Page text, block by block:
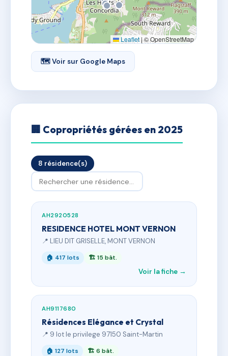
Leaflet|© OpenStreetMap
🗺 Voir sur Google Maps
🏢 Copropriétés gérées en 2025
8 résidence(s)
AH2920528
RESIDENCE HOTEL MONT VERNON
📍 LIEU DIT GRISELLE, MONT VERNON
🏠 417 lots 🏗 15 bât.
Voir la fiche →
AH9117680
Résidences Elégance et Crystal
📍 9 lot le privilege 97150 Saint-Martin
🏠 127 lots 🏗 6 bât.